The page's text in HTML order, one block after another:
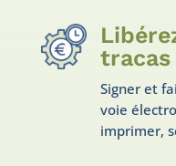
Signer et
voie
imprimer,